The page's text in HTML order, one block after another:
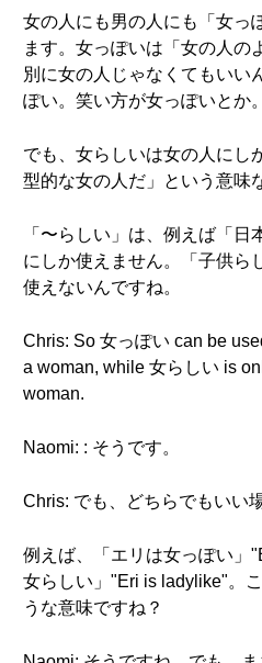
女の人にも男の人にも「女っ
ます。女っぽいは「女の人の
別に女の人じゃなくてもいい
ぽい。笑い方が女っぽいとか。
でも、女らしいは女の人にし
型的な女の人だ」という意味
「〜らしい」は、例えば「日
にしか使えません。「子供ら
使えないんですね。
Chris: So 女っぽい can be
a woman, while 女らしい is
woman.
Naomi: : そうです。
Chris: でも、どちらでもいい
例えば、「エリは女っぽい」
女らしい」"Eri is ladylike"。
うな意味ですね？